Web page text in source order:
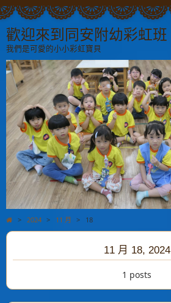
歡迎來到同安附幼彩虹班
我們是可愛的小小彩虹寶貝
> 2024 > 11 月 > 18
11 月 18, 2024
1 posts